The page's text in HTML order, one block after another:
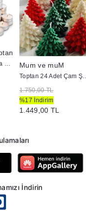
1 Koli 1000 Adet Tea Light Mum 3+ Saat Yanma
Mum ve muM
Toptan 24 Adet
1.750,00 TL
%17 İndirim
1.449,00 TL
İndirin